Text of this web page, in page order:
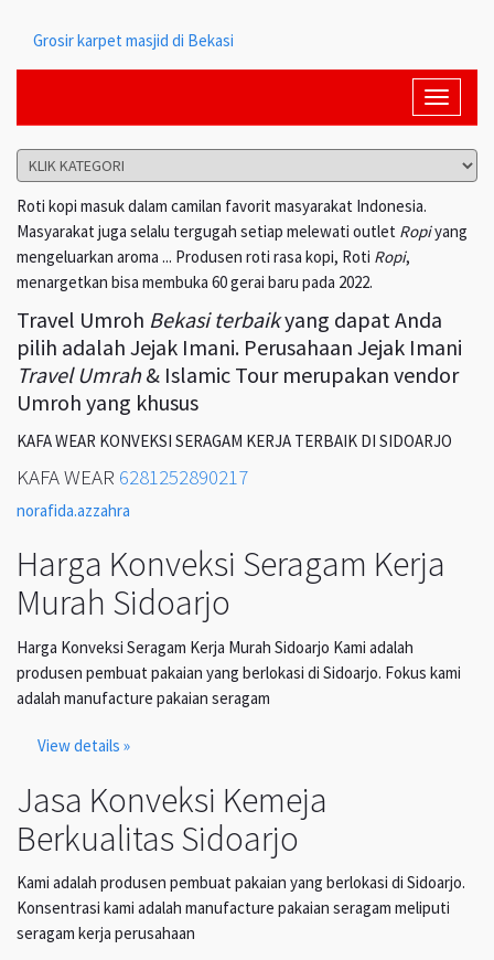
Grosir karpet masjid di Bekasi
Toggle
Roti kopi masuk dalam camilan favorit masyarakat Indonesia.
Masyarakat juga selalu tergugah setiap melewati outlet Ropiyang
mengeluarkan aroma ... Produsen roti rasa kopi, Roti Ropi,
menargetkan bisa membuka 60 gerai baru pada 2022.
Travel Umroh Bekasi terbaikyang dapat Anda
pilih adalah Jejak Imani. Perusahaan Jejak Imani
Travel Umrah& Islamic Tour merupakan vendor
Umroh yang khusus
KAFA WEAR KONVEKSI SERAGAM KERJA TERBAIK DI SIDOARJO
KAFA WEAR 6281252890217
norafida.azzahra
Harga Konveksi Seragam Kerja
Murah Sidoarjo
Harga Konveksi Seragam Kerja Murah Sidoarjo Kami adalah
produsen pembuat pakaian yang berlokasi di Sidoarjo. Fokus kami
adalah manufacture pakaian seragam
View details »
Jasa Konveksi Kemeja
Berkualitas Sidoarjo
Kami adalah produsen pembuat pakaian yang berlokasi di Sidoarjo.
Konsentrasi kami adalah manufacture pakaian seragam meliputi
seragam kerja perusahaan